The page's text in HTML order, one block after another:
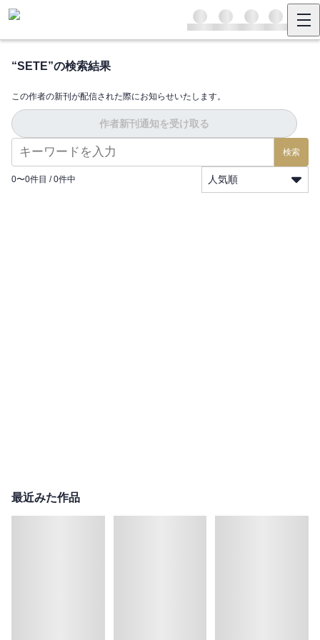
“SETE”の検索結果
この作者の新刊が配信された際にお知らせいたします。
作者新刊通知を受け取る
検索
0〜0件目 / 0件中 人気順
最近みた作品